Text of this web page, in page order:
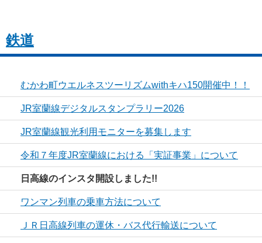
鉄道
むかわ町ウエルネスツーリズムwithキハ150開催中！！
JR室蘭線デジタルスタンプラリー2026
JR室蘭線観光利用モニターを募集します
令和７年度JR室蘭線における「実証事業」について
日高線のインスタ開設しました!!
ワンマン列車の乗車方法について
ＪＲ日高線列車の運休・バス代行輸送について